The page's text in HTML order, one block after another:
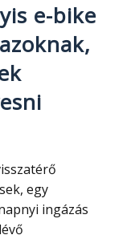
e-bike
egy
ingázás